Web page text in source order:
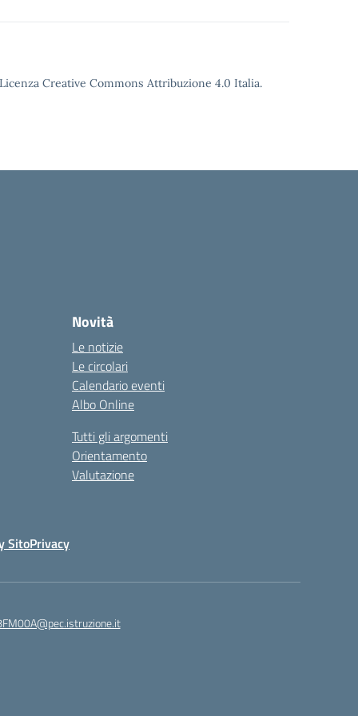
Creative Commons Attribuzione 4.0 Italia.
Novità
Le notizie
Le circolari
Calendario eventi
Albo Online
Tutti gli argomenti
Orientamento
Valutazione
SitoPrivacy